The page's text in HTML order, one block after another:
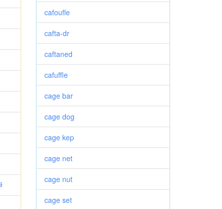
cafoufle
cafta-dr
caftaned
cafuffle
cage bar
cage dog
cage kep
cage net
cage nut
cage set